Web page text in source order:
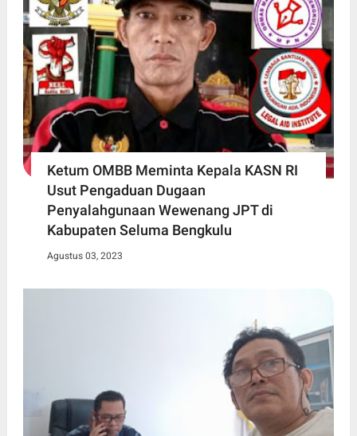
Ketum OMBB Meminta Kepala KASN RI
Usut Pengaduan Dugaan
Penyalahgunaan Wewenang JPT di
Kabupaten Seluma Bengkulu
Agustus 03, 2023